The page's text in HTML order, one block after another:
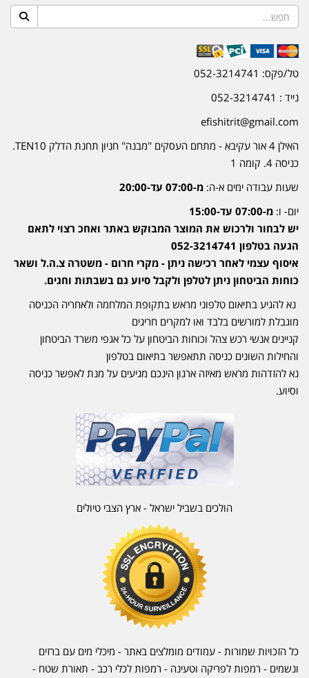
טל/פקס: 052-3214741
נייד : 052-3214741
efishitrit@gmail.com
האילן 4 אור עקיבא - מתחם העסקים ''מבנה'' חניון תחנת הדלק TEN10.
כניסה 4. קומה 1
שעות עבודה ימים א-ה: מ-07:00 עד-20:00
יום- ו: מ-07:00 עד-15:00
יש לבחור ולרכוש את המוצר המבוקש באתר ואחכ רצוי לתאם
הגעה בטלפון 052-3214741
איסוף עצמי לאחר רכישה ניתן - מקרי חרום - משטרה צ.ה.ל ושאר
כוחות הביטחון ניתן לטלפן ולקבל סיוע גם בשבתות וחגים.
נא להגיע בתיאום טלפוני מראש בתקופת המלחמה ולאחריה הכניסה
מוגבלת למורשים בלבד ואו למקרים חריגים
קניינים אנשי רכש צהל וכוחות הביטחון על כל אגפי משרד הביטחון
והחילות השונים כניסה תתאפשר בתיאום בטלפון
נא להזדהות מראש מאיזה ארגון הינכם מגיעים על מנת לאפשר כניסה
וסיוע.
הולכים בשביל ישראל - ארץ הצבי טיולים
כל הזכויות שמורות - עמודים מומלצים באתר - מיכלי מים עם ברזים
ונשמים - רמפות לפריקה וטעינה - רמפות לכלי רכב - תאורת שטח -